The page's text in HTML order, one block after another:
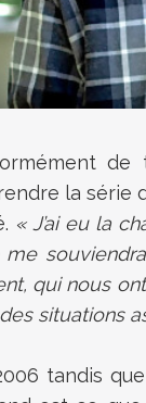
la série
« J’ai eu la
qui nous
situations
tandis